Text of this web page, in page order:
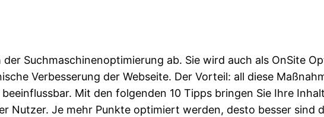
Suchmaschinenoptimierung ab. Sie wird auch als OnSite
Verbesserung der Webseite. Der Vorteil: all diese
Mit den folgenden 10 Tipps bringen Sie Ihre
Nutzer. Je mehr Punkte optimiert werden, desto besser sind